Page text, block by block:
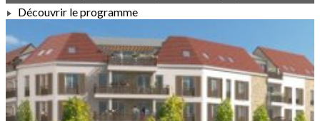
À PARTIR DE 850 000,00 €
Découvrir le programme